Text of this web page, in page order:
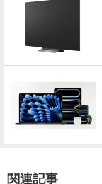
関連記事